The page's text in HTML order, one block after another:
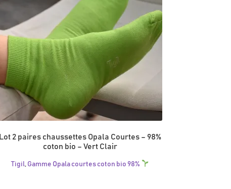
Lot 2 paires chaussettes Opala Courtes – 98%
coton bio – Vert Clair
Tigil Gamme Opala courtes coton bio 98%